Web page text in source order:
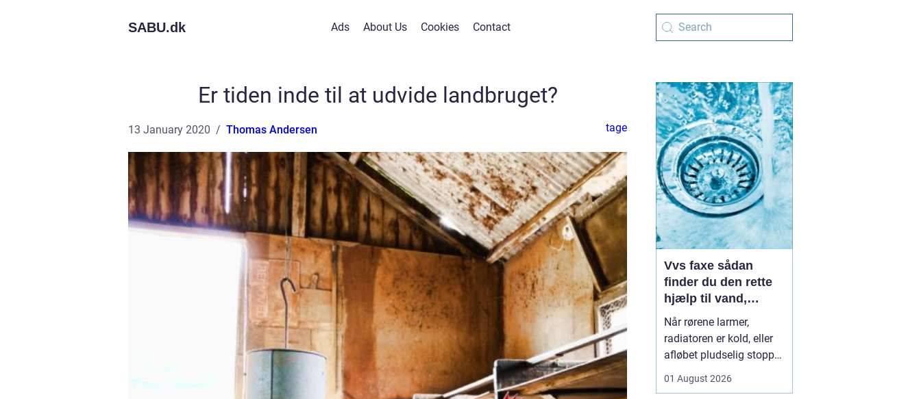
SABU.dk Ads About Us Cookies Contact
Er tiden inde til at udvide landbruget?
13 January 2020 Thomas Andersen tage
Vvs faxe sådan
finder du den rette
hjælp til vand,
varme og sanitet
Når rørene larmer,
radiatoren er kold, eller
afløbet pludselig stopper
hvor vigtig en
01 August 2026